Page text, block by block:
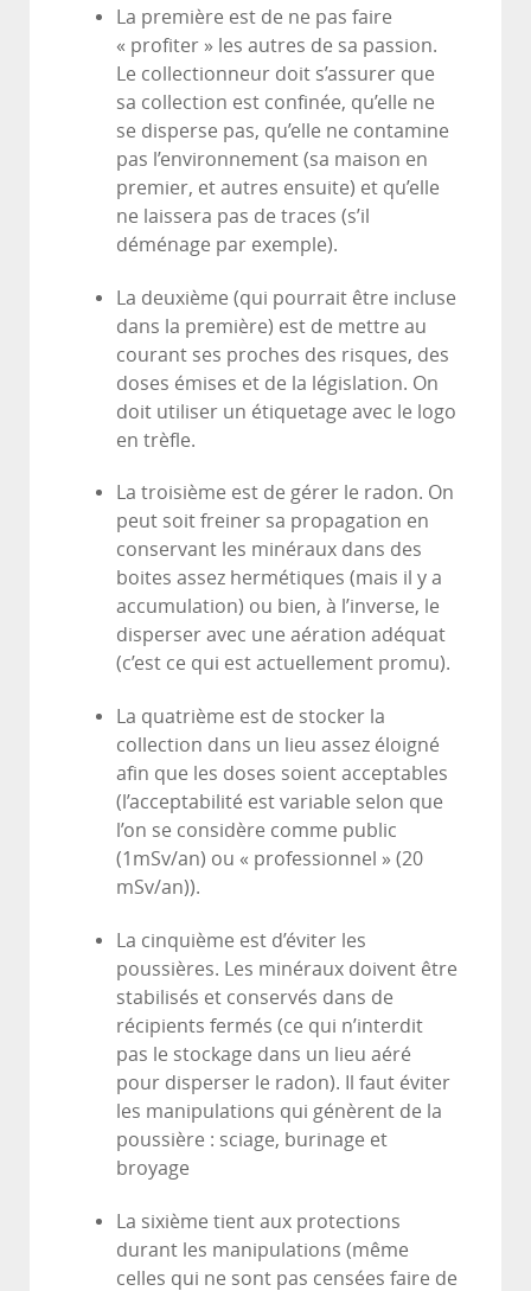
La première est de ne pas faire
« profiter » les autres de sa passion.
Le collectionneur doit s’assurer que
sa collection est confinée, qu’elle ne
se disperse pas, qu’elle ne contamine
pas l’environnement (sa maison en
premier, et autres ensuite) et qu’elle
ne laissera pas de traces (s’il
déménage par exemple).
La deuxième (qui pourrait être incluse
dans la première) est de mettre au
courant ses proches des risques, des
doses émises et de la législation. On
doit utiliser un étiquetage avec le logo
en trèfle.
La troisième est de gérer le radon. On
peut soit freiner sa propagation en
conservant les minéraux dans des
boites assez hermétiques (mais il y a
accumulation) ou bien, à l’inverse, le
disperser avec une aération adéquat
(c’est ce qui est actuellement promu).
La quatrième est de stocker la
collection dans un lieu assez éloigné
afin que les doses soient acceptables
(l’acceptabilité est variable selon que
l’on se considère comme public
(1mSv/an) ou « professionnel » (20
mSv/an)).
La cinquième est d’éviter les
poussières. Les minéraux doivent être
stabilisés et conservés dans de
récipients fermés (ce qui n’interdit
pas le stockage dans un lieu aéré
pour disperser le radon). Il faut éviter
les manipulations qui génèrent de la
poussière : sciage, burinage et
broyage
La sixième tient aux protections
durant les manipulations (même
celles qui ne sont pas censées faire de